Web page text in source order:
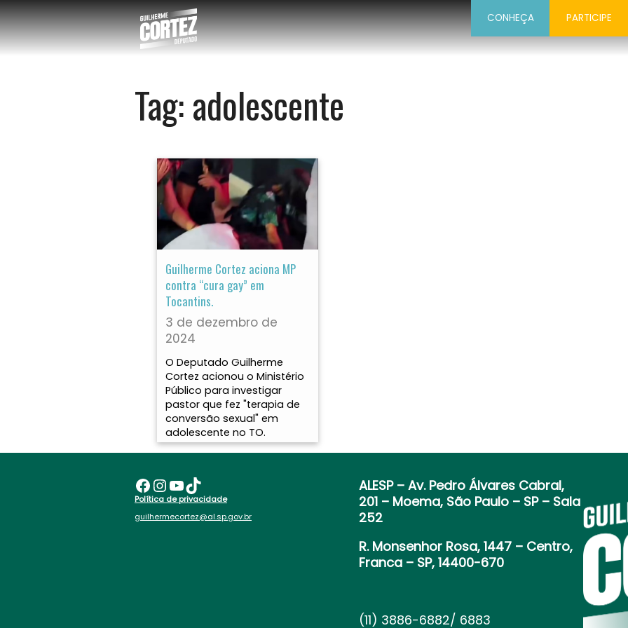
CONHEÇA PARTICIPE
Tag:adolescente
Guilherme Cortez aciona MP
contra “cura gay” em
Tocantins.
3 de dezembro de
2024
O Deputado Guilherme
Cortez acionou o Ministério
Público para investigar
pastor que fez "terapia de
conversão sexual" em
adolescente no TO.
Facebook InstagramYoutube TikTok
Política de privacidade
guilhermecortez@al.sp.gov.br
ALESP – Av. Pedro Álvares Cabral,
201 – Moema, São Paulo – SP – Sala
252
R. Monsenhor Rosa, 1447 – Centro,
Franca – SP, 14400-670
(11) 3886-6882/ 6883